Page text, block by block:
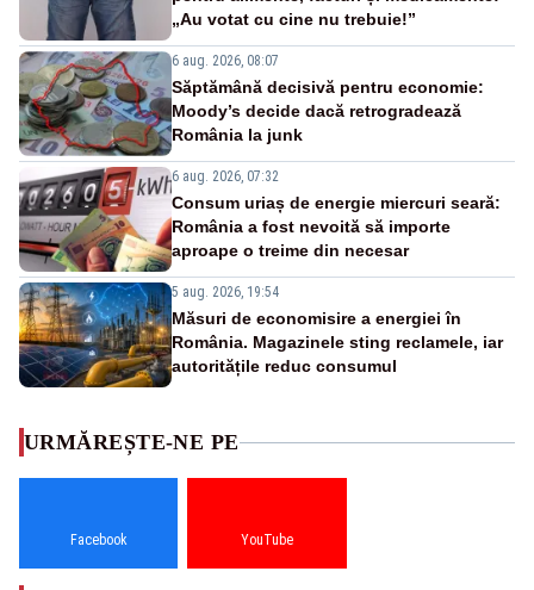
„Au votat cu cine nu trebuie!”
6 aug. 2026, 08:07
Săptămână decisivă pentru economie:
Moody’s decide dacă retrogradează
România la junk
6 aug. 2026, 07:32
Consum uriaș de energie miercuri seară:
România a fost nevoită să importe
aproape o treime din necesar
5 aug. 2026, 19:54
Măsuri de economisire a energiei în
România. Magazinele sting reclamele, iar
autoritățile reduc consumul
URMĂREȘTE-NE PE
Facebook YouTube